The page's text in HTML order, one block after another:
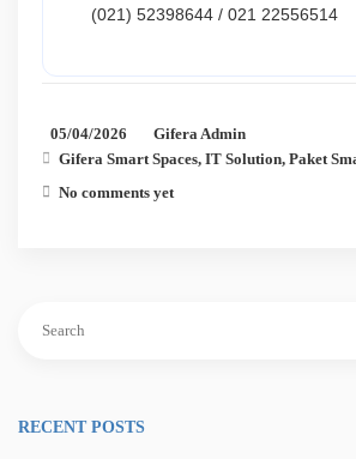
(021) 52398644 / 021 22556514
05/04/2026
Gifera Admin
Gifera Smart Spaces, IT Solution, Paket
No comments yet
RECENT POSTS